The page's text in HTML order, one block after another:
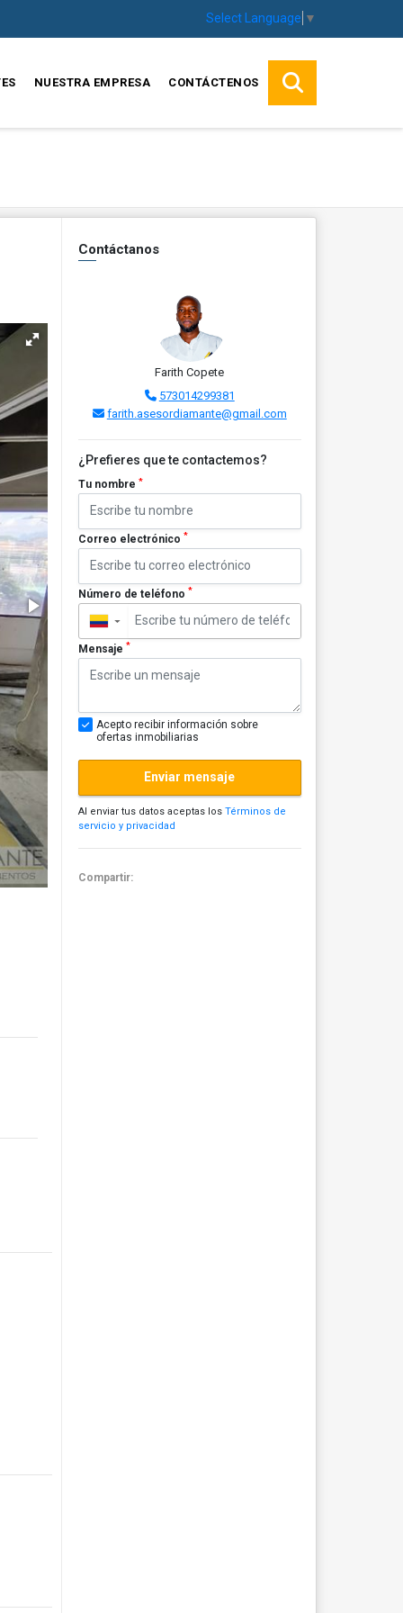
Select Language ▼
NUESTRA EMPRESA CONTÁCTENOS
Contáctanos
Farith Copete
573014299381
farith.asesordiamante@gmail.com
¿Prefieres que te contactemos?
Tu nombre *
Correo electrónico *
Número de teléfono *
▼
Mensaje *
Acepto recibir información sobre
ofertas inmobiliarias
Enviar mensaje
Al enviar tus datos aceptas los Términos de
servicio y privacidad
Compartir: